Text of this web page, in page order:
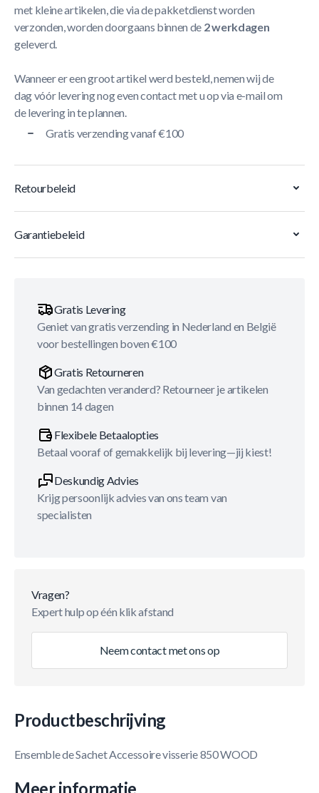
met kleine artikelen, die via de pakketdienst worden
verzonden, worden doorgaans binnen de 2 werkdagen
geleverd.
Wanneer er een groot artikel werd besteld, nemen wij de
dag vóór levering nog even contact met u op via e-mail om
de levering in te plannen.
Gratis verzending vanaf €100
Retourbeleid
Garantiebeleid
Gratis Levering
Geniet van gratis verzending in Nederland en België
voor bestellingen boven €100
Gratis Retourneren
Van gedachten veranderd? Retourneer je artikelen
binnen 14 dagen
Flexibele Betaalopties
Betaal vooraf of gemakkelijk bij levering—jij kiest!
Deskundig Advies
Krijg persoonlijk advies van ons team van
specialisten
Vragen?
Expert hulp op één klik afstand
Neem contact met ons op
Productbeschrijving
Ensemble de Sachet Accessoire visserie 850 WOOD
Meer informatie